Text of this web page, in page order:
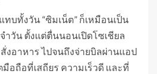
บทั้งวัน “ซิมเน็ต” ก็เหมือนเป็น
วัน ตั้งแต่ตื่นนอนเปิดโซเชียล
งอาหาร ไปจนถึงจ่ายบิลผ่านแอป
อถือที่เสถียร ความเร็วดี และที่